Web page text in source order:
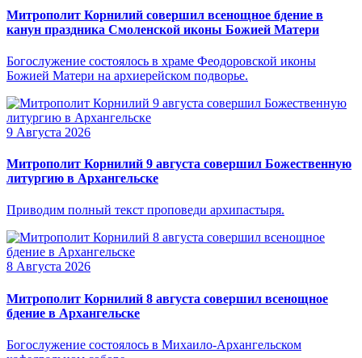
Митрополит Корнилий совершил всенощное бдение в
канун праздника Смоленской иконы Божией Матери
Богослужение состоялось в храме Феодоровской иконы
Божией Матери на архиерейском подворье.
9 Августа 2026
Митрополит Корнилий 9 августа совершил Божественную
литургию в Архангельске
Приводим полный текст проповеди архипастыря.
8 Августа 2026
Митрополит Корнилий 8 августа совершил всенощное
бдение в Архангельске
Богослужение состоялось в Михаило-Архангельском